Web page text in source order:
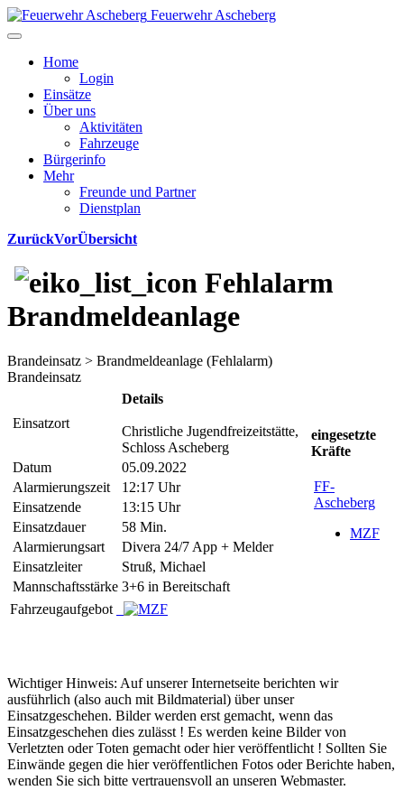
Feuerwehr Ascheberg
Home
Login
Einsätze
Über uns
Aktivitäten
Fahrzeuge
Bürgerinfo
Mehr
Freunde und Partner
Dienstplan
ZurückVorÜbersicht
Fehlalarm
Brandmeldeanlage
Brandeinsatz > Brandmeldeanlage (Fehlalarm)
Brandeinsatz
Einsatzort
Details
Christliche Jugendfreizeitstätte,
Schloss Ascheberg
Datum
05.09.2022
Alarmierungszeit
12:17 Uhr
Einsatzende
13:15 Uhr
Einsatzdauer
58 Min.
Alarmierungsart
Divera 24/7 App + Melder
Einsatzleiter
Struß, Michael
Mannschaftsstärke 3+6 in Bereitschaft
eingesetzte
Kräfte
FF-
Ascheberg
MZF
Fahrzeugaufgebot
Wichtiger Hinweis: Auf unserer Internetseite berichten wir
ausführlich (also auch mit Bildmaterial) über unser
Einsatzgeschehen. Bilder werden erst gemacht, wenn das
Einsatzgeschehen dies zulässt ! Es werden keine Bilder von
Verletzten oder Toten gemacht oder hier veröffentlicht ! Sollten Sie
Einwände gegen die hier veröffentlichen Fotos oder Berichte haben,
wenden Sie sich bitte vertrauensvoll an unseren Webmaster.